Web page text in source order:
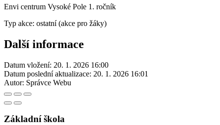
Envi centrum Vysoké Pole 1. ročník
Typ akce: ostatní (akce pro žáky)
Další informace
Datum vložení: 20. 1. 2026 16:00
Datum poslední aktualizace: 20. 1. 2026 16:01
Autor: Správce Webu
Základní škola